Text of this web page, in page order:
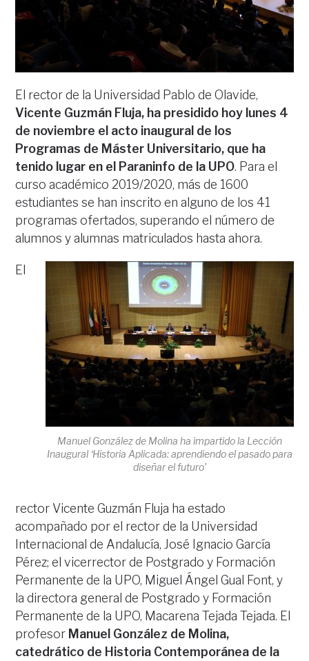
El rector de la Universidad Pablo de Olavide,
Vicente Guzmán Fluja, ha presidido hoy lunes 4
de noviembre el acto inaugural de los
Programas de Máster Universitario, que ha
tenido lugar en el Paraninfo de la UPO. Para el
curso académico 2019/2020, más de 1600
estudiantes se han inscrito en alguno de los 41
programas ofertados, superando el número de
alumnos y alumnas matriculados hasta ahora.
Manuel González de Molina ha impartido la Lección
Inaugural ‘Historia Aplicada: aprendiendo el pasado para
diseñar el futuro’
El
rector Vicente Guzmán Fluja ha estado
acompañado por el rector de la Universidad
Internacional de Andalucía, José Ignacio García
Pérez; el vicerrector de Postgrado y Formación
Permanente de la UPO, Miguel Ángel Gual Font, y
la directora general de Postgrado y Formación
Permanente de la UPO, Macarena Tejada Tejada. El
profesor Manuel González de Molina,
catedrático de Historia Contemporánea de la